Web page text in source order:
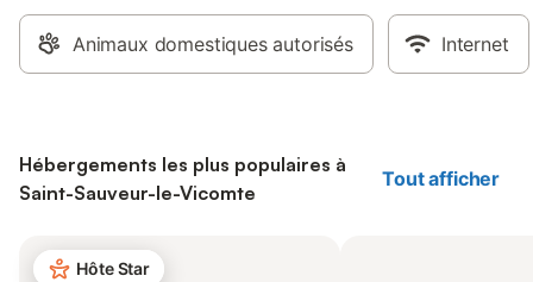
Animaux domestiques autorisés Internet
Hébergements les plus populaires à
Saint-Sauveur-le-Vicomte
Tout afficher
Hôte Star